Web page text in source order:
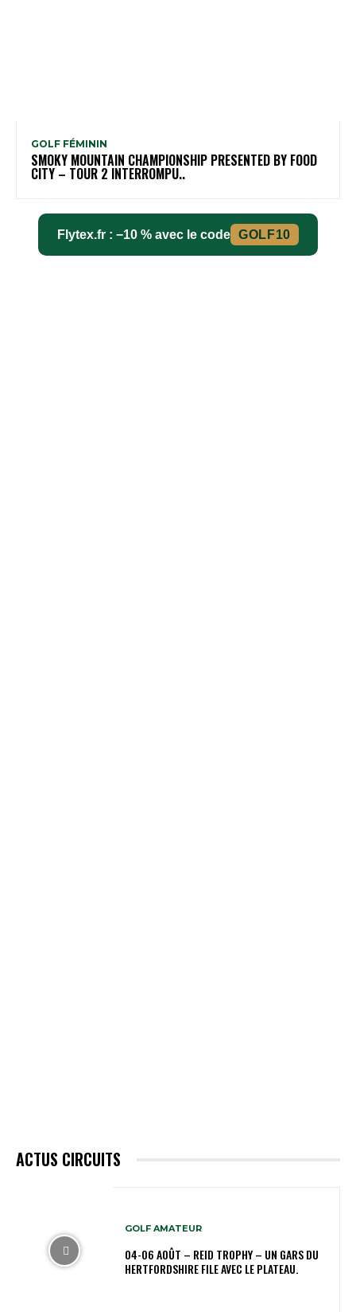
GOLF FÉMININ
SMOKY MOUNTAIN CHAMPIONSHIP PRESENTED BY FOOD
CITY – TOUR 2 INTERROMPU..
Flytex.fr : −10 % avec le code GOLF10
ACTUS CIRCUITS
GOLF AMATEUR
04-06 AOÛT – REID TROPHY – UN GARS DU
HERTFORDSHIRE FILE AVEC LE PLATEAU.